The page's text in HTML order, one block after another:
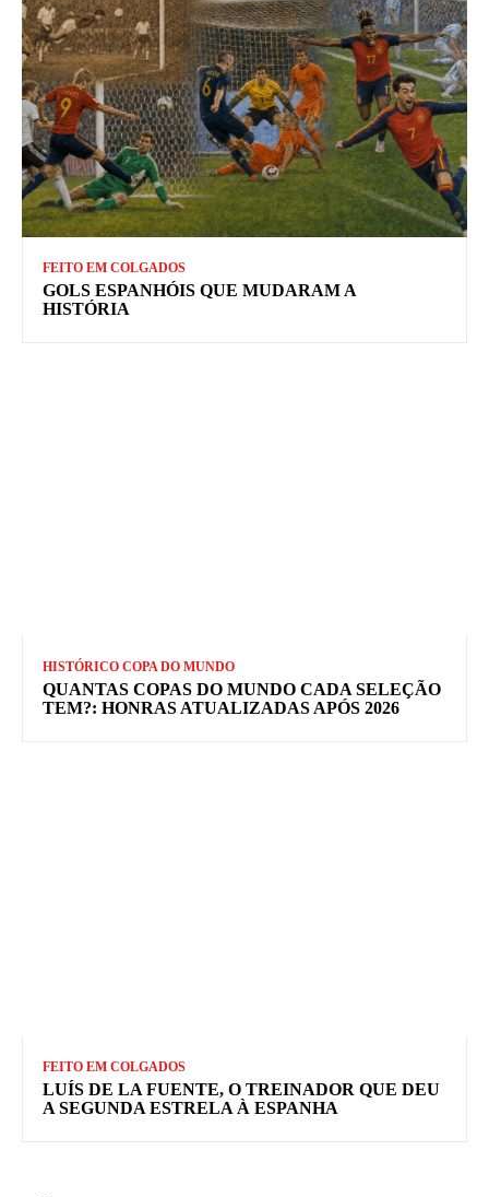
FEITO EM COLGADOS
GOLS ESPANHÓIS QUE MUDARAM A
HISTÓRIA
HISTÓRICO COPA DO MUNDO
QUANTAS COPAS DO MUNDO CADA SELEÇÃO
TEM?: HONRAS ATUALIZADAS APÓS 2026
FEITO EM COLGADOS
LUÍS DE LA FUENTE, O TREINADOR QUE DEU
A SEGUNDA ESTRELA À ESPANHA